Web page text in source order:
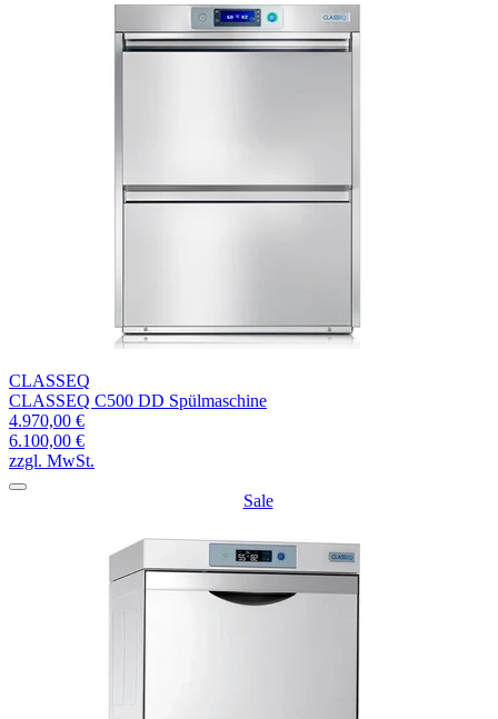
CLASSEQ
CLASSEQ C500 DD Spülmaschine
4.970,00 €
6.100,00 €
zzgl. MwSt.
Sale